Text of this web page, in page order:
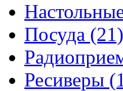
Посуда (21)
Ресиверы